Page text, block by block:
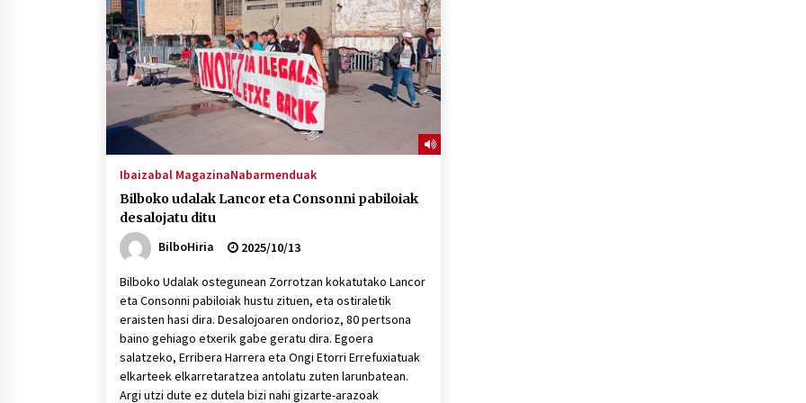
protagonista
2026/07/16
POTTO: San Pedro jaietako bertso-
saioa
2026/07/09
Auritz Iñurrietaren margoak
ikusgai Uribitarte40 aretoan
Ibaizabal MagazinaNabarmenduak
Bilboko udalak Lancor eta Consonni pabiloiak
desalojatu ditu
BilboHiria
2025/10/13
Bilboko Udalak ostegunean Zorrotzan kokatutako Lancor
eta Consonni pabiloiak hustu zituen, eta ostiraletik
eraisten hasi dira. Desalojoaren ondorioz, 80 pertsona
baino gehiago etxerik gabe geratu dira. Egoera
salatzeko, Erribera Harrera eta Ongi Etorri Errefuxiatuak
elkarteek elkarretaratzea antolatu zuten larunbatean.
Argi utzi dute ez dutela bizi nahi gizarte-arazoak